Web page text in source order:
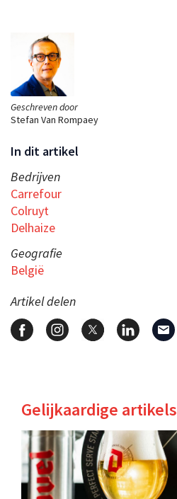
Geschreven door
Stefan Van Rompaey
In dit artikel
Bedrijven
Carrefour
Colruyt
Delhaize
Geografie
België
Artikel delen
Gelijkaardige artikels